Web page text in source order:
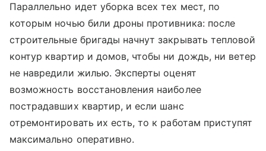
Параллельно идет уборка всех тех мест, по
которым ночью били дроны противника: после
строительные бригады начнут закрывать тепловой
контур квартир и домов, чтобы ни дождь, ни ветер
не навредили жилью. Эксперты оценят
возможность восстановления наиболее
пострадавших квартир, и если шанс
отремонтировать их есть, то к работам приступят
максимально оперативно.